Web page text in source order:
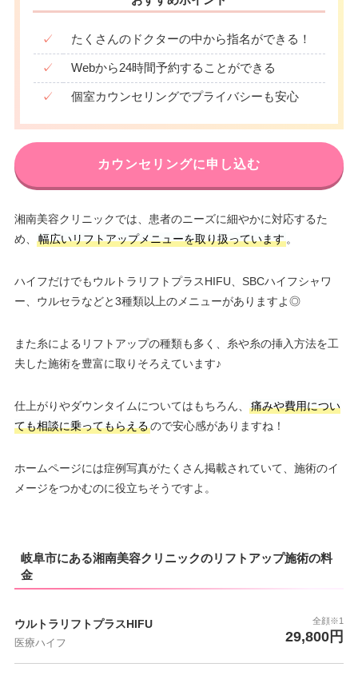
✓ たくさんのドクターの中から指名ができる！
✓ Webから24時間予約することができる
✓ 個室カウンセリングでプライバシーも安心
カウンセリングに申し込む
湘南美容クリニックでは、患者のニーズに細やかに対応するた
め、
幅広いリフトアップメニューを取り扱っています。
ハイフだけでもウルトラリフトプラスHIFU、SBCハイフシャワ
ー、ウルセラなどと3種類以上のメニューがありますよ◎
また糸によるリフトアップの種類も多く、糸や糸の挿入方法を工
夫した施術を豊富に取りそろえています♪
仕上がりやダウンタイムについてはもちろん、
痛みや費用につい
ても相談に乗ってもらえるので安心感がありますね！
ホームページには症例写真がたくさん掲載されていて、施術のイ
メージをつかむのに役立ちそうですよ。
岐阜市にある湘南美容クリニックのリフトアップ施術の料
金
ウルトラリフトプラスHIFU
医療ハイフ
全顔※1
29,800円